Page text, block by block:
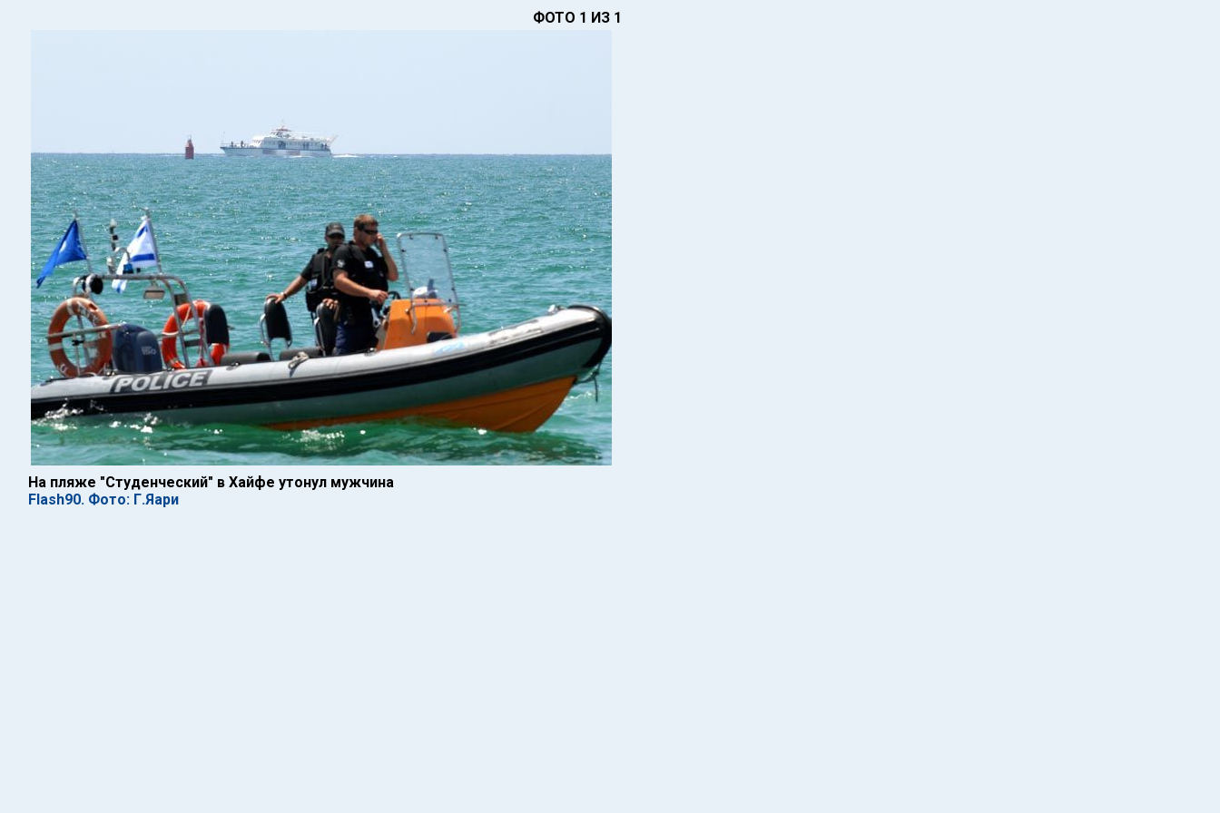
ФОТО 1 ИЗ 1
На пляже "Студенческий" в Хайфе утонул мужчина
Flash90. Фото: Г.Яари